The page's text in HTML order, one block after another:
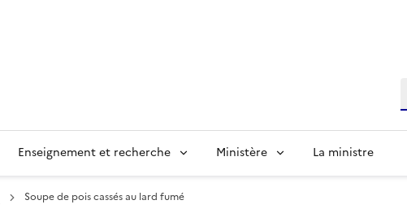
Enseignement et recherche Ministère La ministre
Soupe de pois cassés au lard fumé